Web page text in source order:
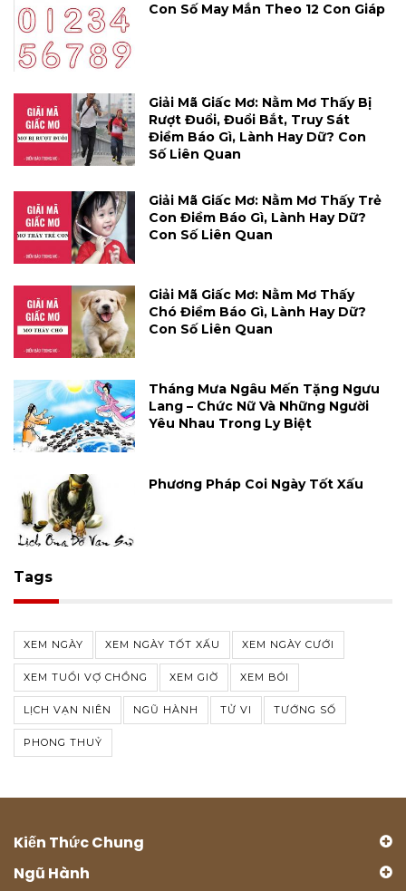
Con Số May Mắn Theo 12 Con Giáp
Giải Mã Giấc Mơ: Nằm Mơ Thấy Bị
Rượt Đuổi, Đuổi Bắt, Truy Sát
Điềm Báo Gì, Lành Hay Dữ? Con
Số Liên Quan
Giải Mã Giấc Mơ: Nằm Mơ Thấy Trẻ
Con Điềm Báo Gì, Lành Hay Dữ?
Con Số Liên Quan
Giải Mã Giấc Mơ: Nằm Mơ Thấy
Chó Điềm Báo Gì, Lành Hay Dữ?
Con Số Liên Quan
Tháng Mưa Ngâu Mến Tặng Ngưu
Lang – Chức Nữ Và Những Người
Yêu Nhau Trong Ly Biệt
Phương Pháp Coi Ngày Tốt Xấu
Tags
XEM NGÀY XEM NGÀY TỐT XẤU XEM NGÀY CƯỚI
XEM TUỔI VỢ CHỒNG XEM GIỜ XEM BÓI
LỊCH VẠN NIÊN NGŨ HÀNH TỬ VI TƯỚNG SỐ
PHONG THUỶ
Kiến Thức Chung
Ngũ Hành